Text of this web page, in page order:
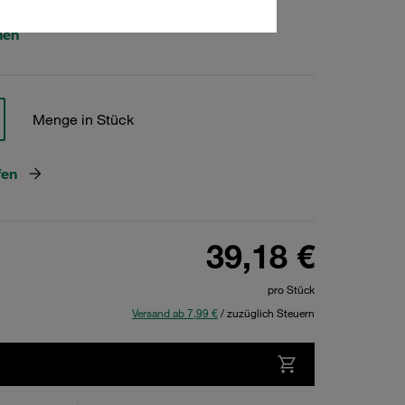
Menge in Stück
39,18 €
pro Stück
Versand ab 7,99 €/ zuzüglich Steuern